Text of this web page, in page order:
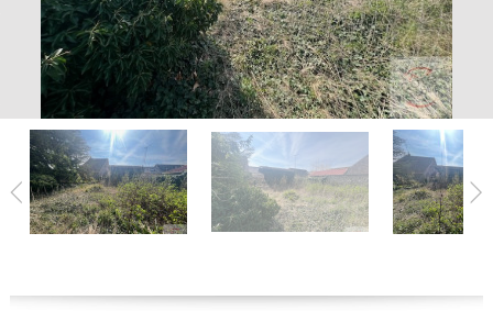
Nos conseillers
Estimation gratuite
Alerte e-mail
Contact